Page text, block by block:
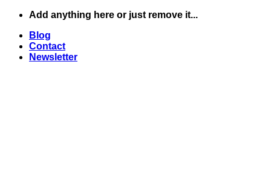
Skip
content
Add anything here or just remove it...
Blog
Contact
Newsletter